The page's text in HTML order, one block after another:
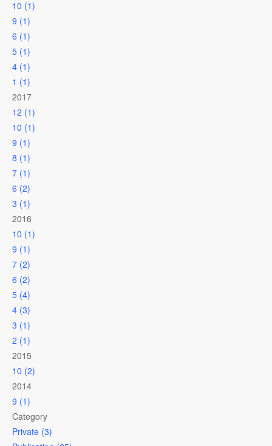
10 (1)
9 (1)
6 (1)
5 (1)
4 (1)
1 (1)
2017
12 (1)
10 (1)
9 (1)
8 (1)
7 (1)
6 (2)
3 (1)
2016
10 (1)
9 (1)
7 (2)
6 (2)
5 (4)
4 (3)
3 (1)
2 (1)
2015
10 (2)
2014
9 (1)
Category
Private (3)